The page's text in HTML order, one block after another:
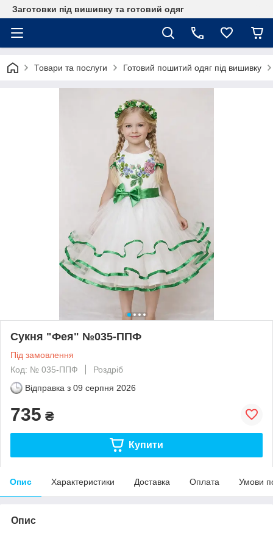
Заготовки під вишивку та готовий одяг
Товари та послуги Готовий пошитий одяг під вишивку
Сукня "Фея" №035-ППФ
Під замовлення
Код: № 035-ППФ
Роздріб
Відправка з 09 серпня 2026
735 ₴
Купити
Опис Характеристики Доставка Оплата Умови
Опис